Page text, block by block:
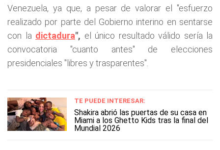
Venezuela, ya que, a pesar de valorar el "esfuerzo
realizado por parte del Gobierno interino en sentarse
con la dictadura", el único resultado válido sería la
convocatoria "cuanto antes" de elecciones
presidenciales "libres y trasparentes".
TE PUEDE INTERESAR:
Shakira abrió las puertas de su casa en
Miami a los Ghetto Kids tras la final del
Mundial 2026